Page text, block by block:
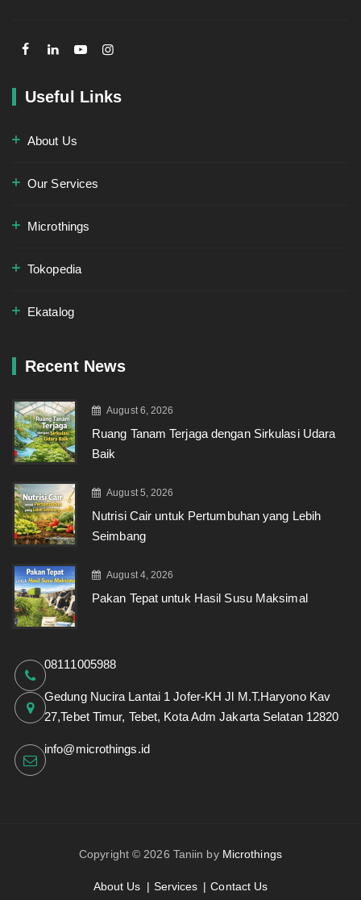
Useful Links
About Us
Our Services
Microthings
Tokopedia
Ekatalog
Recent News
August 6, 2026
Ruang Tanam Terjaga dengan Sirkulasi Udara
Baik
August 5, 2026
Nutrisi Cair untuk Pertumbuhan yang Lebih
Seimbang
August 4, 2026
Pakan Tepat untuk Hasil Susu Maksimal
08111005988
Gedung Nucira Lantai 1 Jofer-KH Jl M.T.Haryono Kav
27,Tebet Timur, Tebet, Kota Adm Jakarta Selatan 12820
info@microthings.id
Copyright © 2026 Taniin by Microthings
About Us Services Contact Us